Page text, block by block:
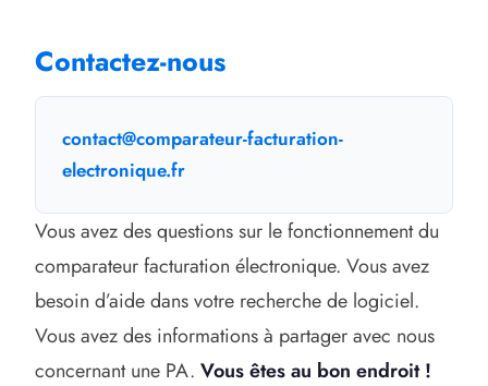
Contactez-nous
contact@comparateur-facturation-
electronique.fr
Vous avez des questions sur le fonctionnement du
comparateur facturation électronique. Vous avez
besoin d’aide dans votre recherche de logiciel.
Vous avez des informations à partager avec nous
concernant une PA. Vous êtes au bon endroit !